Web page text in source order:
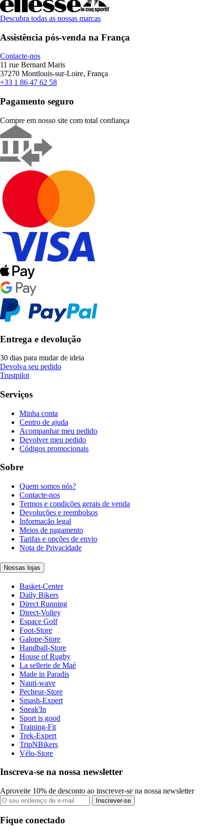
Descubra todas as nossas marcas
Assistência pós-venda na França
Contacte-nos
11 rue Bernard Maris
37270 Montlouis-sur-Loire, França
+33 1 86 47 62 58
Pagamento seguro
Compre em nosso site com total confiança
Entrega e devolução
30 dias para mudar de ideia
Devolva seu pedido
Trustpilot
Serviços
Minha conta
Centro de ajuda
Acompanhar meu pedido
Devolver meu pedido
Códigos promocionais
Sobre
Quem somos nós?
Contacte-nos
Termos e condições gerais de venda
Devoluções e reembolsos
Informação legal
Meios de pagamento
Tarifas e opções de envio
Nota de Privacidade
Nossas lojas
Basket-Center
Daily Bikers
Direct Running
Direct-Volley
Espace Golf
Foot-Store
Galope-Store
Handball-Store
House of Rugby
La sellerie de Maé
Made in Paradis
Nauti-wave
Pecheur-Store
Smash-Expert
Sneak'In
Sport is good
Training-Fit
Trek-Expert
TripNBikers
Vélo-Store
Inscreva-se na nossa newsletter
Aproveite 10% de desconto ao inscrever-se na nossa newsletter
Inscrever-se
Fique conectado